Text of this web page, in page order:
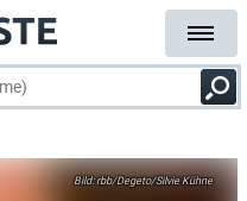
rbb/Degeto/Silvie Kühne